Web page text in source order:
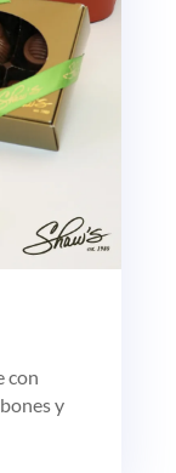
con
y